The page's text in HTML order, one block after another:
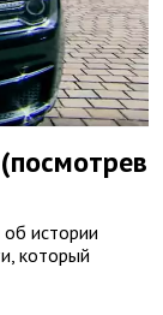
об истории
который